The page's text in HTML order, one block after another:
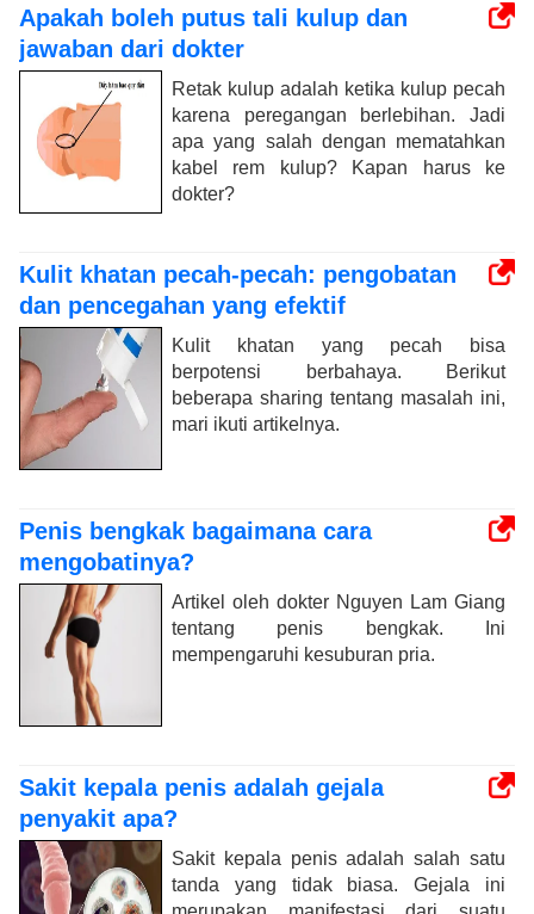
Apakah boleh putus tali kulup dan
jawaban dari dokter
Retak kulup adalah ketika kulup pecah
karena peregangan berlebihan. Jadi
apa yang salah dengan mematahkan
kabel rem kulup? Kapan harus ke
dokter?
Kulit khatan pecah-pecah: pengobatan
dan pencegahan yang efektif
Kulit khatan yang pecah bisa
berpotensi berbahaya. Berikut
beberapa sharing tentang masalah ini,
mari ikuti artikelnya.
Penis bengkak bagaimana cara
mengobatinya?
Artikel oleh dokter Nguyen Lam Giang
tentang penis bengkak. Ini
mempengaruhi kesuburan pria.
Sakit kepala penis adalah gejala
penyakit apa?
Sakit kepala penis adalah salah satu
tanda yang tidak biasa. Gejala ini